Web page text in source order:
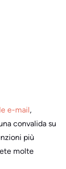
e-mail,
convalida su
più
molte